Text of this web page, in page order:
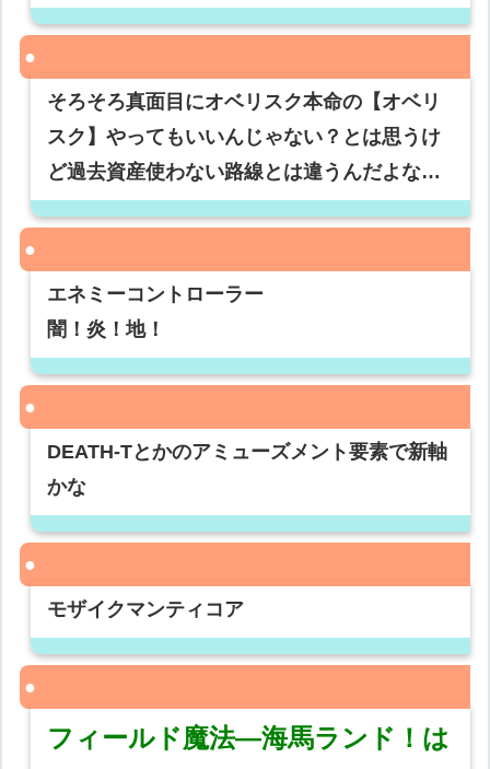
そろそろ真面目にオベリスク本命の【オベリ
スク】やってもいいんじゃない？とは思うけ
ど過去資産使わない路線とは違うんだよな…
エネミーコントローラー
闇！炎！地！
DEATH-Tとかのアミューズメント要素で新軸
かな
モザイクマンティコア
フィールド魔法―海馬ランド！は